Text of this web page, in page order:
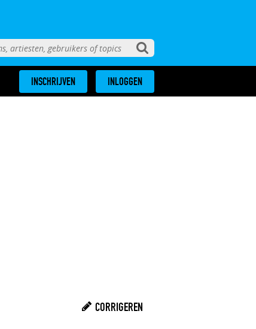
INSCHRIJVEN INLOGGEN
CORRIGEREN